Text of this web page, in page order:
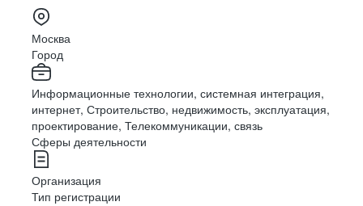
Москва
Город
Информационные технологии, системная интеграция,
интернет, Строительство, недвижимость, эксплуатация,
проектирование, Телекоммуникации, связь
Сферы деятельности
Организация
Тип регистрации